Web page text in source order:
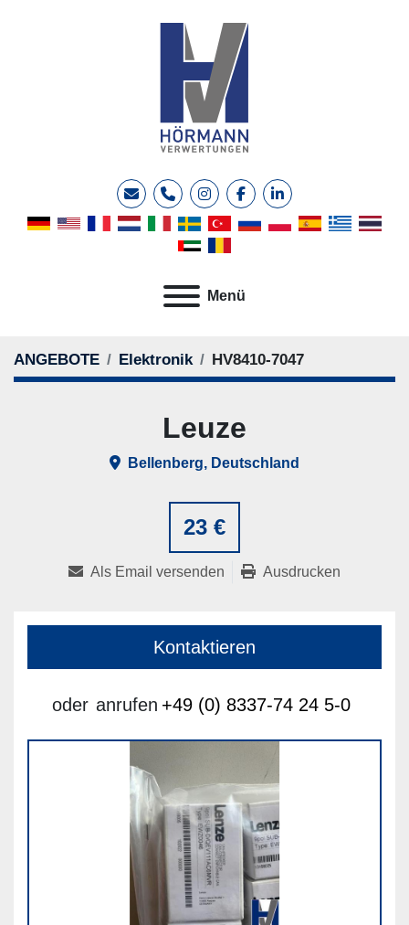
E-MailTelefoninstagramfacebooklinkedin
Menü
ANGEBOTE Elektronik HV8410-7047
23 €
Leuze
Bellenberg, Deutschland
Als Email versenden Ausdrucken
Kontaktieren
oder anrufen +49 (0) 8337-74 24 5-0